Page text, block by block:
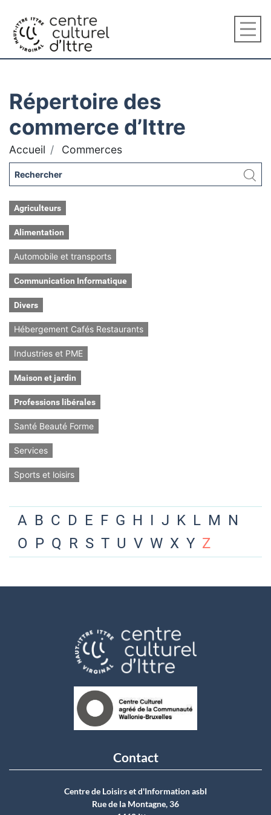
Répertoire des
commerce d’Ittre
Accueil Commerces
Agriculteurs
Alimentation
Automobile et transports
Communication Informatique
Divers
Hébergement Cafés Restaurants
Industries et PME
Maison et jardin
Professions libérales
Santé Beauté Forme
Services
Sports et loisirs
A B C D E F G H I J K L M N
O P Q R S T U V W X Y Z
Contact
Centre de Loisirs et d'Information asbI
Rue de la Montagne, 36